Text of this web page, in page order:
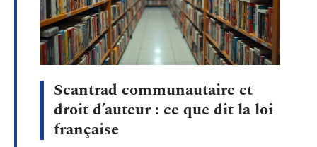
Scantrad communautaire et
droit d’auteur : ce que dit la loi
française